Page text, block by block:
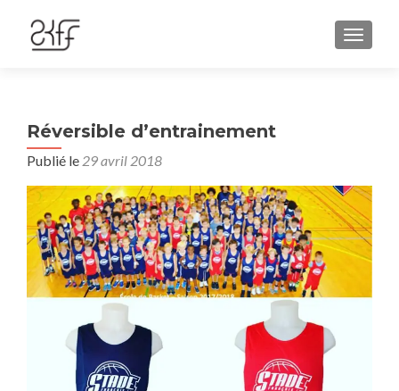
Réversible d’entrainement
Publié le 29 avril 2018